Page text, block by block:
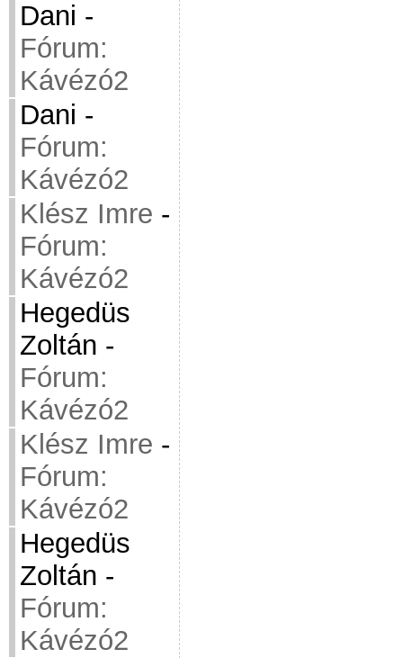
Dani -
Fórum:
Kávézó2
Dani -
Fórum:
Kávézó2
Klész Imre -
Fórum:
Kávézó2
Hegedüs
Zoltán -
Fórum:
Kávézó2
Klész Imre -
Fórum:
Kávézó2
Hegedüs
Zoltán -
Fórum:
Kávézó2